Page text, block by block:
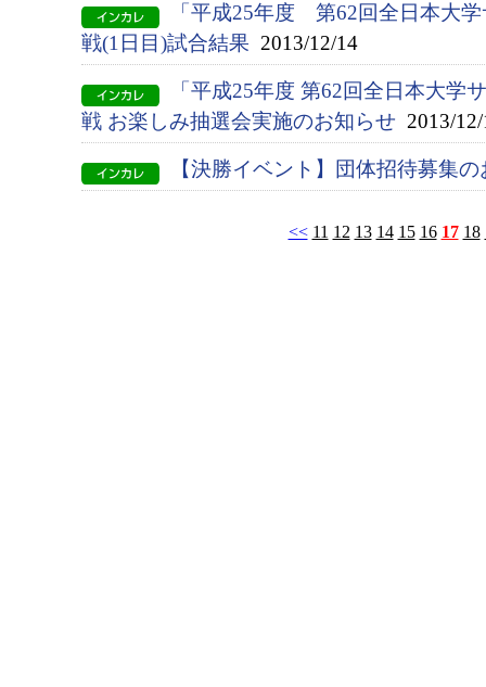
「平成25年度 第62回全日本大
戦(1日目)試合結果 2013/12/14
「平成25年度 第62回全日本大学
戦 お楽しみ抽選会実施のお知らせ 2013/
【決勝イベント】団体招待募集
<< 11 12 13 14 15 16 17 18